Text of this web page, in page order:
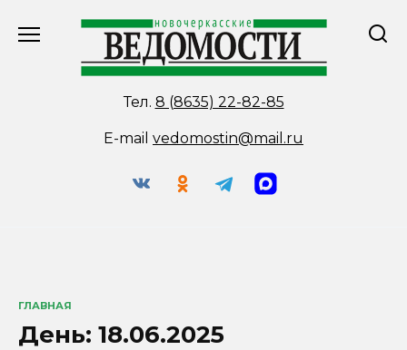
Тел. 8 (8635) 22-82-85
E-mail vedomostin@mail.ru
ГЛАВНАЯ
День: 18.06.2025